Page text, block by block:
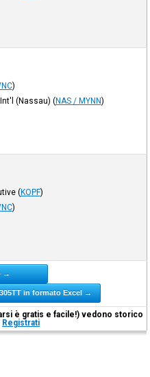
)
(Nassau) (NAS / MYNN)
(KOPF)
)
→
in formato Excel →
è gratis e facile!) vedono storico
Registrati